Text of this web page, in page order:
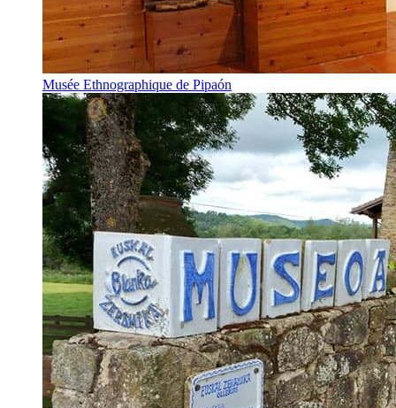
Musée Ethnographique de Pipaón